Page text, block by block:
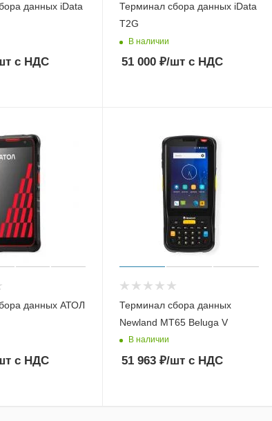
данных iData
с НДС
Терминал сбора данных iData
T2G
В наличии
51 000₽/штс НДС
данных АТОЛ
с НДС
Терминал сбора данных
Newland MT65 Beluga V
В наличии
51 963₽/штс НДС